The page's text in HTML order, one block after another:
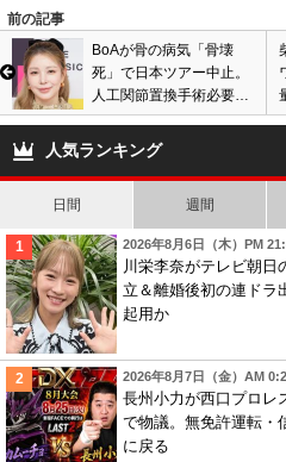
前の記事
BoAが骨の病気「骨壊
死」で日本ツアー中止。
人工関節置換手術必要で
ドクターストップを事務
所発表。
人気ランキング
日間 週間
2026年8月6日（木）PM
川栄李奈がテレビ朝日
立＆離婚後初の連ドラ
起用か
2026年8月7日（金）AM
長州小力が西口プロレ
で物議。無免許運転・
に戻る